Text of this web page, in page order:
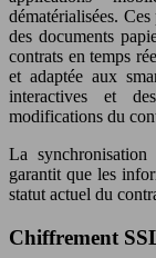
dématérialisées.
des documents
contrats en temps
et adaptée aux
interactives et
modifications du
La synchronisation
garantit que les
statut actuel du
Chiffrement